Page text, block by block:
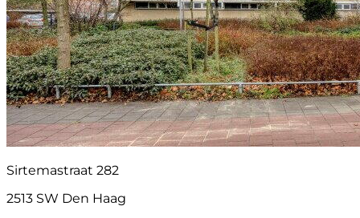
Sirtemastraat 282
2513 SW Den Haag